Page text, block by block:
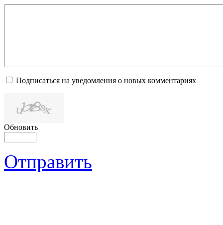
Подписаться на уведомления о новых комментариях
Обновить
Отправить